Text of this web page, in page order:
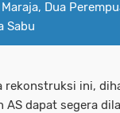
Dua
Sabu
rekonstruksi ini,
AS dapat segera